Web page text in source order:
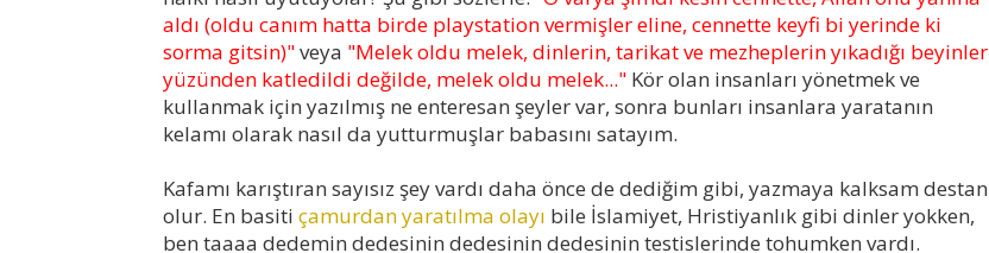
aldı (oldu canım hatta birde playstation vermişler eline, cennette keyfi bi yerinde ki
sorma gitsin)"veya "Melek oldu melek, dinlerin, tarikat ve mezheplerin yıkadığı beyinler
yüzünden katledildi değilde, melek oldu melek..." Kör olan insanları yönetmek ve
kullanmak için yazılmış ne enteresan şeyler var, sonra bunları insanlara yaratanın
kelamı olarak nasıl da yutturmuşlar babasını satayım.
Kafamı karıştıran sayısız şey vardı daha önce de dediğim gibi, yazmaya kalksam destan
olur. En basiti çamurdan yaratılma olayı bile İslamiyet, Hristiyanlık gibi dinler yokken,
ben taaaa dedemin dedesinin dedesinin dedesinin testislerinde tohumken vardı.